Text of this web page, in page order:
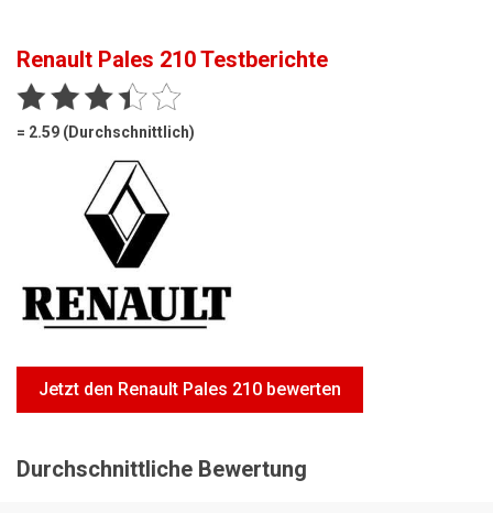
Teleskoplader
Freischneider
Renault Pales 210Testberichte
= 2.59 (Durchschnittlich)
Jetzt den Renault Pales 210 bewerten
Durchschnittliche Bewertung